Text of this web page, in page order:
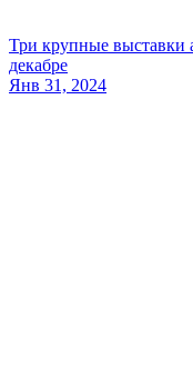
Три крупные выставки
декабре
Янв 31, 2024